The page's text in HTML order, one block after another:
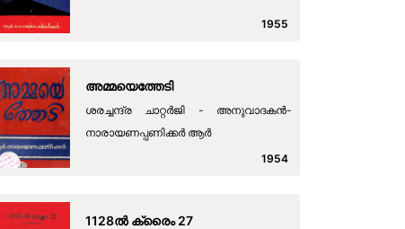
1955
അമ്മയെത്തേടി
ശരച്ചന്ദ്ര ചാറ്റര്‍ജി - അനുവാദകന്‍-
നാരായണപ്പണിക്കര്‍ ആര്‍
1954
1128ല്‍ ക്രൈം 27